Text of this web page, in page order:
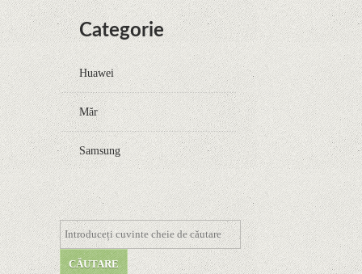
Categorie
Huawei
Măr
Samsung